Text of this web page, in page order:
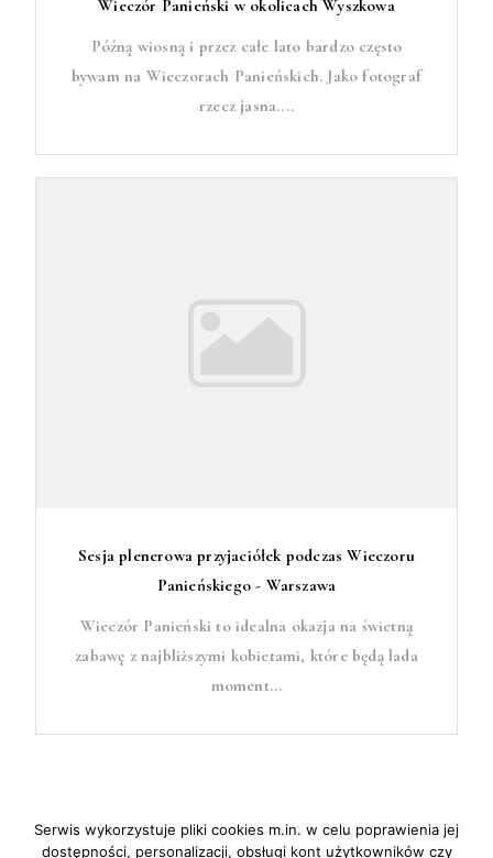
Wieczór Panieński w okolicach Wyszkowa
Późną wiosną i przez całe lato bardzo często
bywam na Wieczorach Panieńskich. Jako fotograf
rzecz jasna....
Sesja plenerowa przyjaciółek podczas Wieczoru
Panieńskiego - Warszawa
Wieczór Panieński to idealna okazja na świetną
zabawę z najbliższymi kobietami, które będą lada
moment...
Serwis wykorzystuje pliki cookies m.in. w celu poprawienia jej
dostępności, personalizacji, obsługi kont użytkowników czy